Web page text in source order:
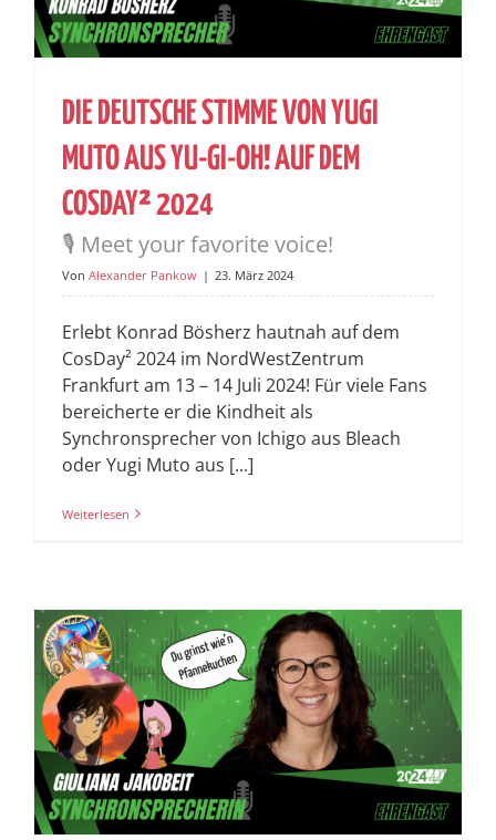
DIE DEUTSCHE STIMME VON YUGI
MUTO AUS YU-GI-OH! AUF DEM
COSDAY² 2024
🎙️ Meet your favorite voice!
Von Alexander Pankow | 23. März 2024
Erlebt Konrad Bösherz hautnah auf dem
CosDay² 2024 im NordWestZentrum
Frankfurt am 13 – 14 Juli 2024! Für viele Fans
bereicherte er die Kindheit als
Synchronsprecher von Ichigo aus Bleach
oder Yugi Muto aus [...]
Weiterlesen